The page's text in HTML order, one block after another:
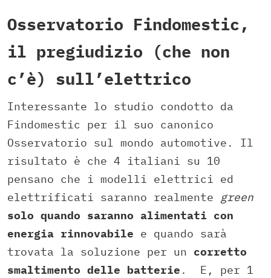
Osservatorio Findomestic,
il pregiudizio (che non
c’è) sull’elettrico
Interessante lo studio condotto da
Findomestic per il suo canonico
Osservatorio sul mondo automotive. Il
risultato è che 4 italiani su 10
pensano che i modelli elettrici ed
elettrificati saranno realmente green
solo quando saranno alimentati con
energia rinnovabile e quando sarà
trovata la soluzione per un corretto
smaltimento delle batterie . E, per 1